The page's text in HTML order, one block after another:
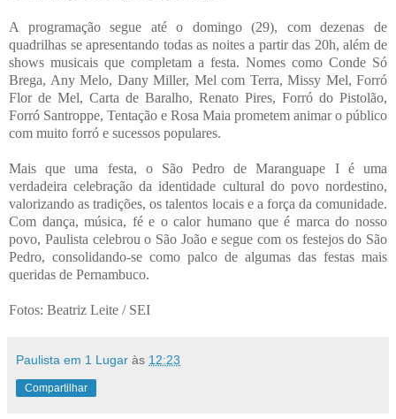
A programação segue até o domingo (29), com dezenas de
quadrilhas se apresentando todas as noites a partir das 20h, além de
shows musicais que completam a festa. Nomes como Conde Só
Brega, Any Melo, Dany Miller, Mel com Terra, Missy Mel, Forró
Flor de Mel, Carta de Baralho, Renato Pires, Forró do Pistolão,
Forró Santroppe, Tentação e Rosa Maia prometem animar o público
com muito forró e sucessos populares.
Mais que uma festa, o São Pedro de Maranguape I é uma
verdadeira celebração da identidade cultural do povo nordestino,
valorizando as tradições, os talentos locais e a força da comunidade.
Com dança, música, fé e o calor humano que é marca do nosso
povo, Paulista celebrou o São João e segue com os festejos do São
Pedro, consolidando-se como palco de algumas das festas mais
queridas de Pernambuco.
Fotos: Beatriz Leite / SEI
Paulista em 1 Lugar às 12:23
Compartilhar